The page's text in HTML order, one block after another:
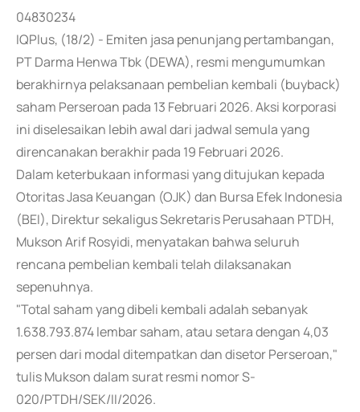
04830234
IQPlus, (18/2) - Emiten jasa penunjang pertambangan,
PT Darma Henwa Tbk (DEWA), resmi mengumumkan
berakhirnya pelaksanaan pembelian kembali (buyback)
saham Perseroan pada 13 Februari 2026. Aksi korporasi
ini diselesaikan lebih awal dari jadwal semula yang
direncanakan berakhir pada 19 Februari 2026.
Dalam keterbukaan informasi yang ditujukan kepada
Otoritas Jasa Keuangan (OJK) dan Bursa Efek Indonesia
(BEI), Direktur sekaligus Sekretaris Perusahaan PTDH,
Mukson Arif Rosyidi, menyatakan bahwa seluruh
rencana pembelian kembali telah dilaksanakan
sepenuhnya.
"Total saham yang dibeli kembali adalah sebanyak
1.638.793.874 lembar saham, atau setara dengan 4,03
persen dari modal ditempatkan dan disetor Perseroan,"
tulis Mukson dalam surat resmi nomor S-
020/PTDH/SEK/II/2026.